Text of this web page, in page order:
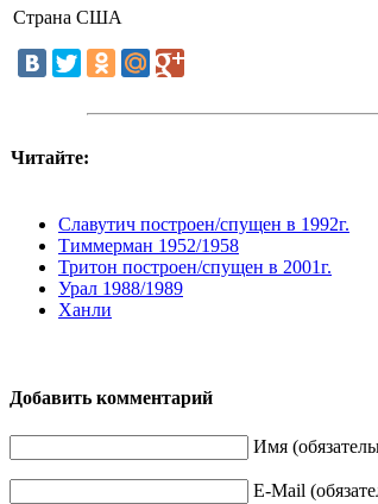
Страна США
Читайте:
Славутич построен/спущен в 1992г.
Тиммерман 1952/1958
Тритон построен/спущен в 2001г.
Урал 1988/1989
Ханли
Добавить комментарий
Имя
E-Mail